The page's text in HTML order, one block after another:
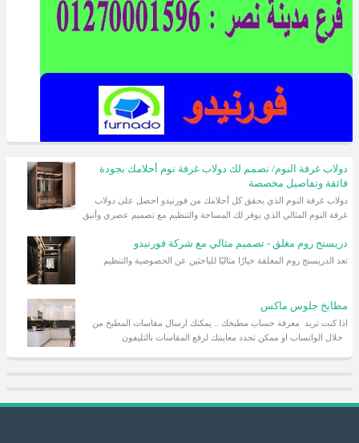
دولاب غرفة النوم/ نصمم لك دولاب غرفة نوم أحلامك بجودة
فائقة وتفاصيل مخصصة
غرفة النوم المثالي الذي يوفر لك المساحة والتنظيم مع تصميم عصري وأنيق
دريسنج روم مغلق - تصميم مثالي مع شركة فورنيدو
تعد الدريسنج روم المغلقة خيارًا مثاليًا للباحثين عن الخصوصية والتنظيم
مطابخ جلوس ماكس
اذا كنت تريد معرفة حساب مطبخك .. يمكنك ارسال مقاسات المطبخ من